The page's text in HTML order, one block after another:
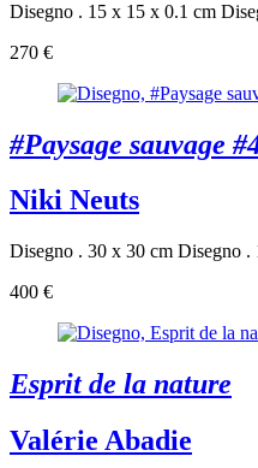
Disegno . 15 x 15 x 0.1 cm
270 €
#Paysage sauvage
Niki Neuts
Disegno . 30 x 30 cm Disegno .
400 €
Esprit de la nature
Valérie Abadie